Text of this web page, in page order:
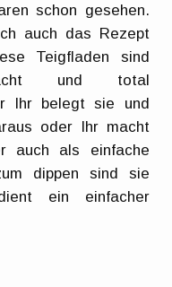
schon gesehen.
auch das Rezept
Teigfladen sind
und total
Ihr belegt sie und
oder Ihr macht
auch als einfache
dippen sind sie
ein einfacher